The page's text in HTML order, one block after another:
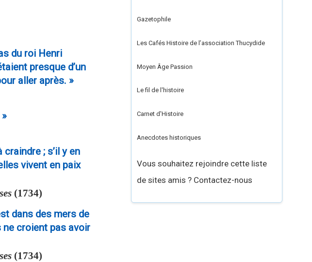
du roi Henri
presque d’un
aller après. »
craindre ; s’il y en
vivent en paix
(1734)
dans des mers de
ne croient pas avoir
(1734)
Gazetophile
Les Cafés Histoire de l’association Thucydide
Moyen Âge Passion
Le fil de l'histoire
Carnet d'Histoire
Anecdotes historiques
Vous souhaitez rejoindre cette liste
de sites amis ? Contactez-nous